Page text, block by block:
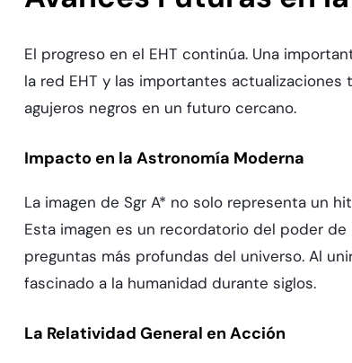
El progreso en el EHT continúa. Una
la red EHT y las importantes
agujeros negros en un futuro cercano.
Impacto en la Astronomía Moderna
La imagen de Sgr A* no solo representa un
Esta imagen es un recordatorio del poder
preguntas más profundas del universo. Al
fascinado a la humanidad durante siglos.
La Relatividad General en Acción